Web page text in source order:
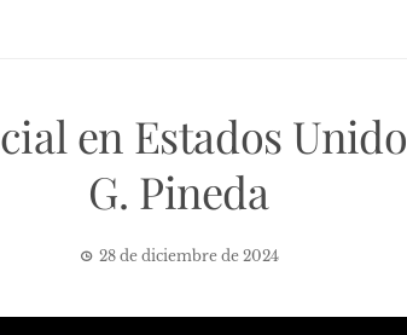
en Estados
G. Pineda
28 de diciembre de 2024